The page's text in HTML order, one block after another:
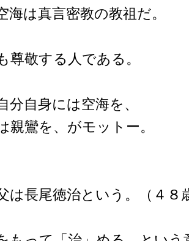
海は真言密教の教祖だ。
尊敬する人である。
分自身には空海を、
親鸞を、がモットー。
は長尾徳治という。（４８